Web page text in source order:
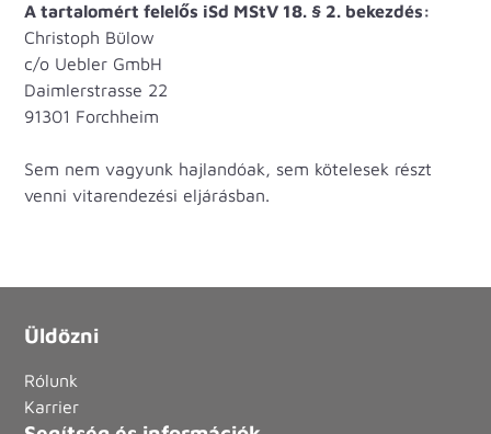
A tartalomért felelős iSd MStV 18. § 2. bekezdés:
Christoph Bülow
c/o Uebler GmbH
Daimlerstrasse 22
91301 Forchheim
Sem nem vagyunk hajlandóak, sem kötelesek részt
venni vitarendezési eljárásban.
Üldözni
Rólunk
Karrier